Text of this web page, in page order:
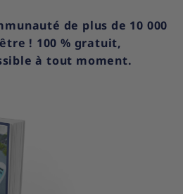
de plus de 10 000
! 100 % gratuit,
à tout moment.